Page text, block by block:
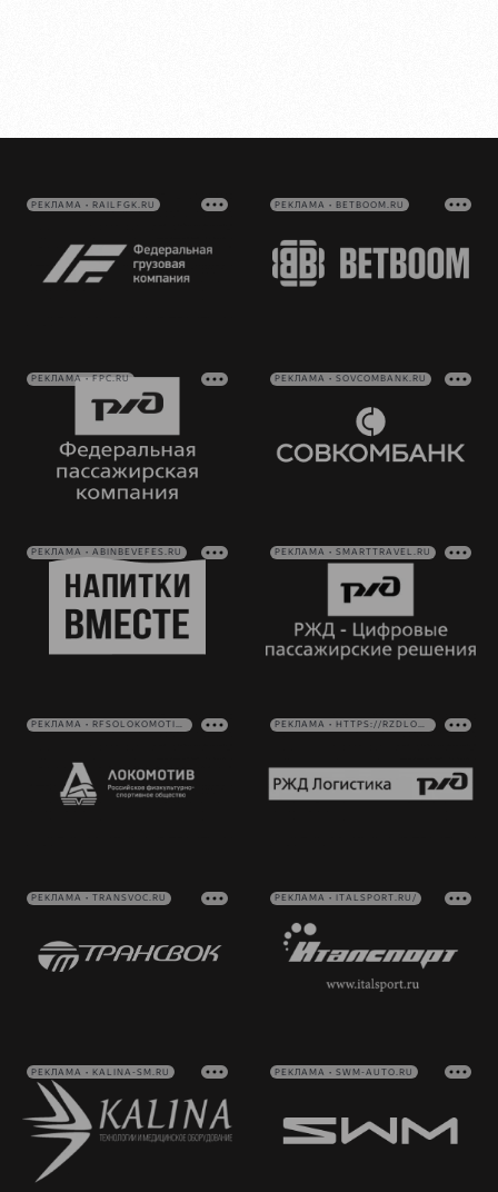
РЕКЛАМА • RAILFGK.RU РЕКЛАМА • BETBOOM.RU
РЕКЛАМА • FPC.RU РЕКЛАМА • SOVCOMBANK.RU
РЕКЛАМА • ABINBEVEFES.RU РЕКЛАМА • SMARTTRAVEL.RU
РЕКЛАМА • RFSOLOKOMOTIV.RU РЕКЛАМА • HTTPS://RZDLOG.RU/
РЕКЛАМА • TRANSVOC.RU РЕКЛАМА • ITALSPORT.RU/
РЕКЛАМА • KALINA-SM.RU РЕКЛАМА • SWM-AUTO.RU